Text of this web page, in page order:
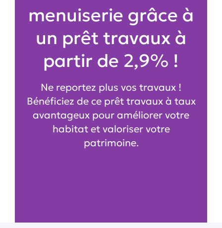
menuiserie grâce à
un prêt travaux à
partir de 2,9% !
Ne reportez plus vos travaux !
Bénéficiez de ce prêt travaux à taux
avantageux pour améliorer votre
habitat et valoriser votre
patrimoine.